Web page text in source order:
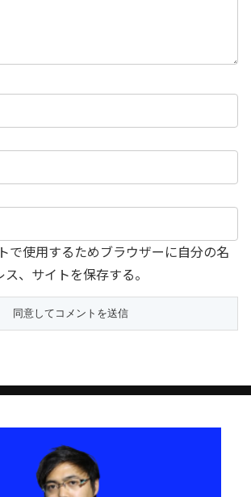
で使用するためブラウザーに自分の名
、サイトを保存する。